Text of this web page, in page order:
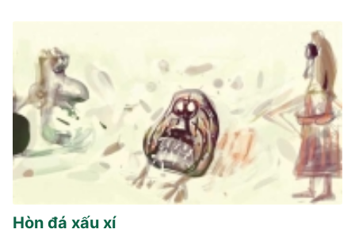
Hòn đá xấu xí